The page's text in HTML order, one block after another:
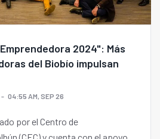
2024": Más
del Biobío impulsan
04:55 AM, SEP 26
por el Centro de